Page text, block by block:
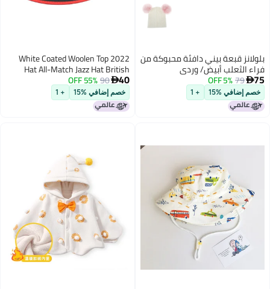
9
بلولانز قبعة بيني دافئة محبوكة من
فراء الثعلب أبيض/ وردي
75
79
5% OFF
خصم إضافي %15 + 1
2022 White Coated Woolen Top
Hat All-Match Jazz Hat British
Wide Brimmed Panama Cowboy
Hat for Children Autumn and
Winter
40
90
55% OFF
خصم إضافي %15 + 1